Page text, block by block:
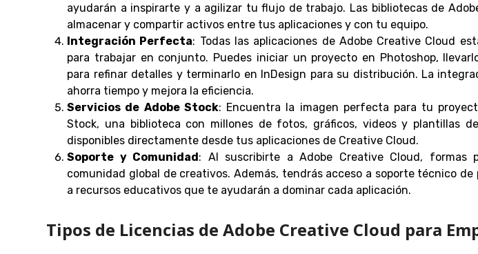
ayudarán a inspirarte y a agilizar tu flujo de trabajo. Las bibliotecas de
almacenar y compartir activos entre tus aplicaciones y con tu equipo.
Integración Perfecta: Todas las aplicaciones de Adobe Creative Cloud
para trabajar en conjunto. Puedes iniciar un proyecto en Photoshop,
para refinar detalles y terminarlo en InDesign para su distribución. La
ahorra tiempo y mejora la eficiencia.
Servicios de Adobe Stock: Encuentra la imagen perfecta para tu
Stock, una biblioteca con millones de fotos, gráficos, videos y plantillas
disponibles directamente desde tus aplicaciones de Creative Cloud.
Soporte y Comunidad: Al suscribirte a Adobe Creative Cloud, formas
comunidad global de creativos. Además, tendrás acceso a soporte técnico de
a recursos educativos que te ayudarán a dominar cada aplicación.
Tipos de Licencias de Adobe Creative Cloud para